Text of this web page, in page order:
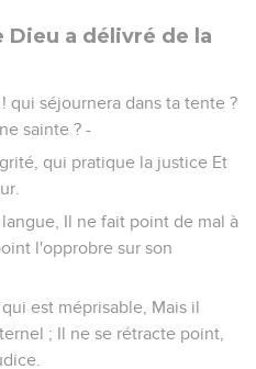
a délivré de la
qui séjournera dans ta tente ?
sainte ? -
qui pratique la justice Et
Il ne fait point de mal à
l'opprobre sur son
est méprisable, Mais il
; Il ne se rétracte point,